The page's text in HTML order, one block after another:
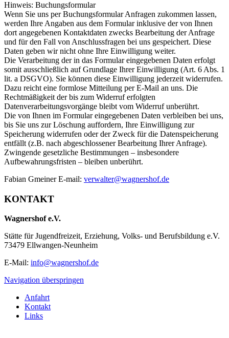
Hinweis: Buchungsformular
Wenn Sie uns per Buchungsformular Anfragen zukommen lassen,
werden Ihre Angaben aus dem Formular inklusive der von Ihnen
dort angegebenen Kontaktdaten zwecks Bearbeitung der Anfrage
und für den Fall von Anschlussfragen bei uns gespeichert. Diese
Daten geben wir nicht ohne Ihre Einwilligung weiter.
Die Verarbeitung der in das Formular eingegebenen Daten erfolgt
somit ausschließlich auf Grundlage Ihrer Einwilligung (Art. 6 Abs. 1
lit. a DSGVO). Sie können diese Einwilligung jederzeit widerrufen.
Dazu reicht eine formlose Mitteilung per E-Mail an uns. Die
Rechtmäßigkeit der bis zum Widerruf erfolgten
Datenverarbeitungsvorgänge bleibt vom Widerruf unberührt.
Die von Ihnen im Formular eingegebenen Daten verbleiben bei uns,
bis Sie uns zur Löschung auffordern, Ihre Einwilligung zur
Speicherung widerrufen oder der Zweck für die Datenspeicherung
entfällt (z.B. nach abgeschlossener Bearbeitung Ihrer Anfrage).
Zwingende gesetzliche Bestimmungen – insbesondere
Aufbewahrungsfristen – bleiben unberührt.
Fabian Gmeiner E-mail: verwalter@wagnershof.de
KONTAKT
Wagnershof e.V.
Stätte für Jugendfreizeit, Erziehung, Volks- und Berufsbildung e.V.
73479 Ellwangen-Neunheim
E-Mail: info@wagnershof.de
Navigation überspringen
Anfahrt
Kontakt
Links